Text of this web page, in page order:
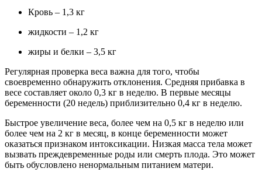
Кровь – 1,3 кг
жидкости – 1,2 кг
жиры и белки – 3,5 кг
Регулярная проверка веса важна для того, чтобы
своевременно обнаружить отклонения. Средняя прибавка в
весе составляет около 0,3 кг в неделю. В первые месяцы
беременности (20 недель) приблизительно 0,4 кг в неделю.
Быстрое увеличение веса, более чем на 0,5 кг в неделю или
более чем на 2 кг в месяц, в конце беременности может
оказаться признаком интоксикации. Низкая масса тела может
вызвать преждевременные роды или смерть плода. Это может
быть обусловлено ненормальным питанием матери.